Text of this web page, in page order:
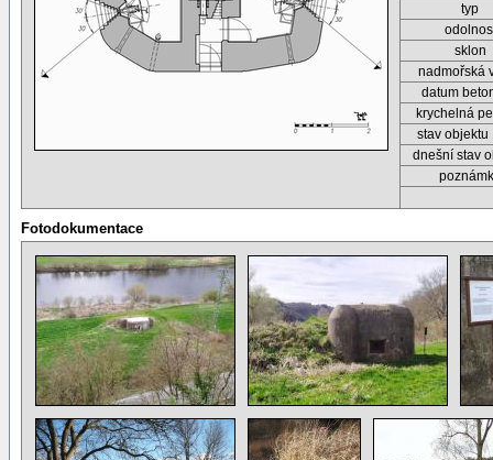
typ
sklon
nadmořská
datum
krychelná
stav objektu
dnešní stav
Fotodokumentace